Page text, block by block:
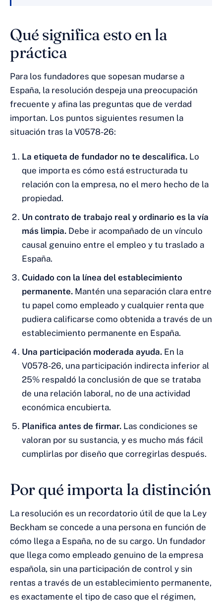
Qué significa esto en la
práctica
Para los fundadores que sopesan mudarse a
España, la resolución despeja una preocupación
frecuente y afina las preguntas que de verdad
importan. Los puntos siguientes resumen la
situación tras la V0578-26:
La etiqueta de fundador no te descalifica. Lo
que importa es cómo está estructurada tu
relación con la empresa, no el mero hecho de la
propiedad.
Un contrato de trabajo real y ordinario es la vía
más limpia. Debe ir acompañado de un vínculo
causal genuino entre el empleo y tu traslado a
España.
Cuidado con la línea del establecimiento
permanente. Mantén una separación clara entre
tu papel como empleado y cualquier renta que
pudiera calificarse como obtenida a través de un
establecimiento permanente en España.
Una participación moderada ayuda. En la
V0578-26, una participación indirecta inferior al
25% respaldó la conclusión de que se trataba
de una relación laboral, no de una actividad
económica encubierta.
Planifica antes de firmar. Las condiciones se
valoran por su sustancia, y es mucho más fácil
cumplirlas por diseño que corregirlas después.
Por qué importa la distinción
La resolución es un recordatorio útil de que la Ley
Beckham se concede a una persona en función de
cómo llega a España, no de su cargo. Un fundador
que llega como empleado genuino de la empresa
española, sin una participación de control y sin
rentas a través de un establecimiento permanente,
es exactamente el tipo de caso que el régimen,